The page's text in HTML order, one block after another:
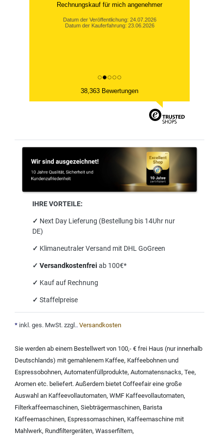
Rechnungskauf für mich angenehmer
Datum der Veröffentlichung: 24.07.2026
Datum der Kauferfahrung: 23.06.2026
38,363 Bewertungen
IHRE VORTEILE:
✓ Next Day Lieferung (Bestellung bis 14Uhr nur
DE)
✓ Klimaneutraler Versand mit DHL GoGreen
✓ Versandkostenfrei ab 100€*
✓ Kauf auf Rechnung
✓ Staffelpreise
* inkl. ges. MwSt. zzgl.. Versandkosten
Sie werden ab einem Bestellwert von 100,- € frei Haus (nur innerhalb
Deutschlands) mit gemahlenem Kaffee, Kaffeebohnen und
Espressobohnen, Automatenfüllprodukte, Automatensnacks, Tee,
Aromen etc. beliefert. Außerdem bietet Coffeefair eine große
Auswahl an Kaffeevollautomaten, WMF Kaffeevollautomaten,
Filterkaffeemaschinen, Siebträgermaschinen, Barista
Kaffeemaschinen, Espressomaschinen, Kaffeemaschine mit
Mahlwerk, Rundfiltergeräten, Wasserfiltern,